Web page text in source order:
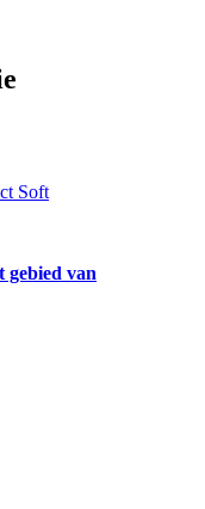
gebied van